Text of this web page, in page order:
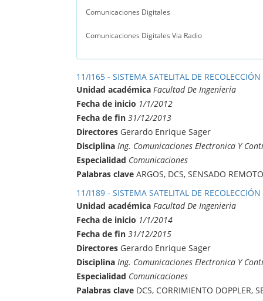
Comunicaciones Digitales
Comunicaciones Digitales Via Radio
11/I165 - SISTEMA SATELITAL DE
Unidad académica Facultad De Ingenieria
Fecha de inicio 1/1/2012
Fecha de fin 31/12/2013
Directores Gerardo Enrique Sager
Disciplina Ing. Comunicaciones Electronica Y
Especialidad Comunicaciones
Palabras clave ARGOS, DCS, SENSADO
11/I189 - SISTEMA SATELITAL DE
Unidad académica Facultad De Ingenieria
Fecha de inicio 1/1/2014
Fecha de fin 31/12/2015
Directores Gerardo Enrique Sager
Disciplina Ing. Comunicaciones Electronica Y
Especialidad Comunicaciones
Palabras clave DCS, CORRIMIENTO DOPPLER,